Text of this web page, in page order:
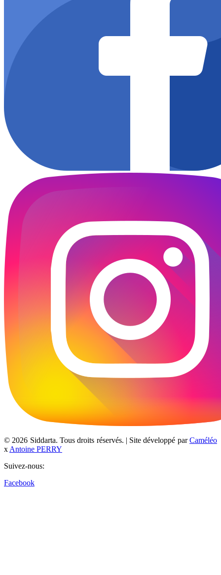
© 2026 Siddarta. Tous droits réservés. | Site développé parCaméléo
x Antoine PERRY
Suivez-nous:
Facebook